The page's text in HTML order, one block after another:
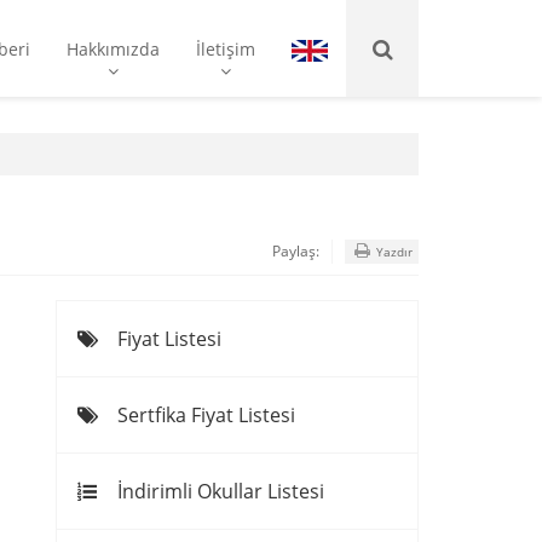
Hakkımızda İletişim
Paylaş: Yazdır
Fiyat Listesi
Sertfika Fiyat Listesi
İndirimli Okullar Listesi